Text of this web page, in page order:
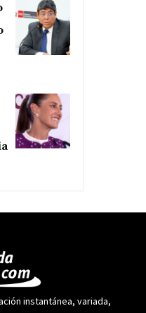
instantánea, variada,